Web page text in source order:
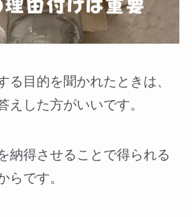
る目的を聞かれたときは、
えした方がいいです。
納得させることで得られる
らです。